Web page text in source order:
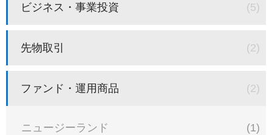
ビジネス・事業投資 (5)
先物取引 (2)
ファンド・運用商品 (2)
ニュージーランド (1)